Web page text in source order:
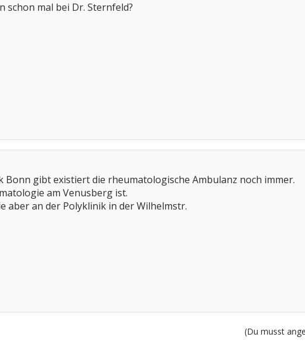
schon mal bei Dr. Sternfeld?
Bonn gibt existiert die rheumatologische Ambulanz noch immer.
am Venusberg ist.
aber an der Polyklinik in der Wilhelmstr.
(Du musst